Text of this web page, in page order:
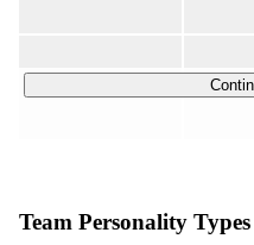
して、サービス名と統合
る”トキ”のサブスク『
Team Personality Types